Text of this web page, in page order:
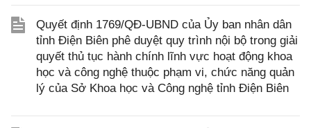
Quyết định 1769/QĐ-UBND của Ủy ban nhân dân
tỉnh Điện Biên phê duyệt quy trình nội bộ trong giải
quyết thủ tục hành chính lĩnh vực hoạt động khoa
học và công nghệ thuộc phạm vi, chức năng quản
lý của Sở Khoa học và Công nghệ tỉnh Điện Biên